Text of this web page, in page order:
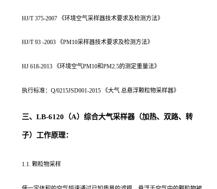
HJ/T 375-2007 《环境空气采样器技术要求及检测方法》
HJ/T 93 -2003 《PM10采样器技术要求及检测方法》
HJ 618-2013 《环境空气PM10和PM2.5的测定重量法》
执行标准：Q/0215JSD001-2015 《大气 总悬浮颗粒物采样器》
三、LB-6120（A）综合大气采样器（加热、双路、转
子）工作原理：
1.1. 颗粒物采样